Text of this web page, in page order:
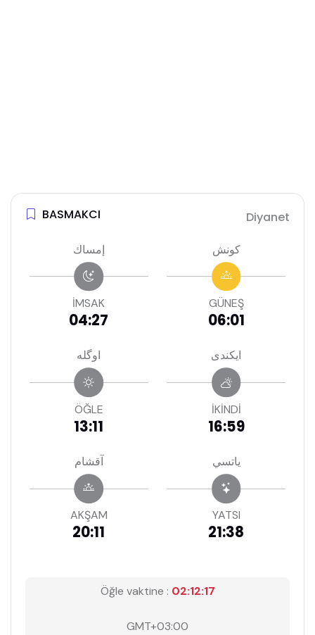
BASMAKCI Diyanet
إمساك
İMSAK
04:27
كونش
GÜNEŞ
06:01
اوگله
ÖĞLE
13:11
ايكندى
İKİNDİ
16:59
آقشام
AKŞAM
20:11
ياتسي
YATSI
21:38
Öğle vaktine : 02:12:16
GMT+03:00